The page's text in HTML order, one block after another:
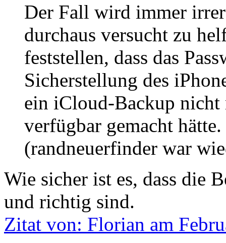
Der Fall wird immer
durchaus versucht zu
feststellen, dass das
Sicherstellung des
ein iCloud-Backup nicht
verfügbar gemacht hätte.
(randneuerfinder war
Wie sicher ist es, dass die
und richtig sind.
Zitat von: Florian am